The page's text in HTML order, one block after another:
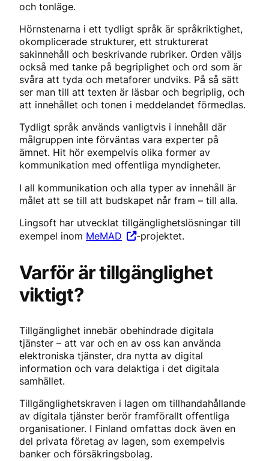
och tonläge.
Hörnstenarna i ett tydligt språk är språkriktighet,
okomplicerade strukturer, ett strukturerat
sakinnehåll och beskrivande rubriker. Orden väljs
också med tanke på begriplighet och ord som är
svåra att tyda och metaforer undviks. På så sätt
ser man till att texten är läsbar och begriplig, och
att innehållet och tonen i meddelandet förmedlas.
Tydligt språk används vanligtvis i innehåll där
målgruppen inte förväntas vara experter på
ämnet. Hit hör exempelvis olika former av
kommunikation med offentliga myndigheter.
I all kommunikation och alla typer av innehåll är
målet att se till att budskapet når fram – till alla.
Lingsoft har utvecklat tillgänglighetslösningar till
exempel inom MeMAD -projektet.
Varför är tillgänglighet
viktigt?
Tillgänglighet innebär obehindrade digitala
tjänster – att var och en av oss kan använda
elektroniska tjänster, dra nytta av digital
information och vara delaktiga i det digitala
samhället.
Tillgänglighetskraven i lagen om tillhandahållande
av digitala tjänster berör framförallt offentliga
organisationer. I Finland omfattas dock även en
del privata företag av lagen, som exempelvis
banker och försäkringsbolag.